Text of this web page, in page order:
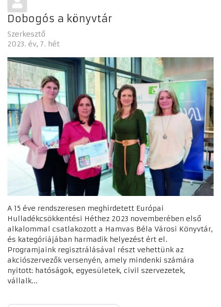
Dobogós a könyvtár
Szerkesztő
2023. év 7. hét
A 15 éve rendszeresen meghirdetett Európai
Hulladékcsökkentési Héthez 2023 novemberében első
alkalommal csatlakozott a Hamvas Béla Városi Könyvtár,
és kategóriájában harmadik helyezést ért el.
Programjaink regisztrálásával részt vehettünk az
akciószervezők versenyén, amely mindenki számára
nyitott: hatóságok, egyesületek, civil szervezetek,
vállalk...